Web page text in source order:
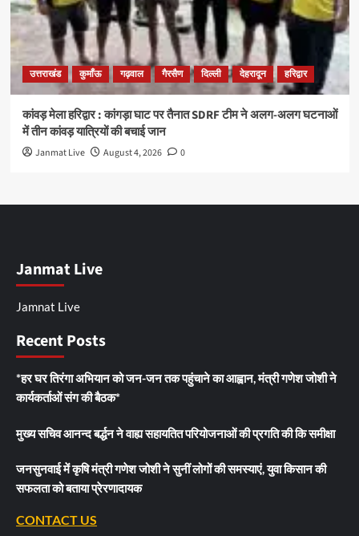
उत्तराखंड कुमाँऊ गढ़वाल गैरसैण दिल्ली देहरादून हरिद्वार
कांवड़ मेला हरिद्वार : कांगड़ा घाट पर तैनात SDRF टीम ने अलग-अलग घटनाओं
में तीन कांवड़ यात्रियों की बचाई जान
Janmat Live August 4, 2026 0
Janmat Live
Jamnat Live
Recent Posts
*हर घर तिरंगा अभियान को जन-जन तक पहुंचाने का आह्वान, मंत्री गणेश जोशी ने
कार्यकर्ताओं संग की बैठक*
मुख्य सचिव आनन्द बर्द्धन ने वाह्य सहायतित परियोजनाओं की प्रगति की कि समीक्षा
जनसुनवाई में कृषि मंत्री गणेश जोशी ने सुनीं लोगों की समस्याएं, युवा किसान की
सफलता को बताया प्रेरणादायक
CONTACT US